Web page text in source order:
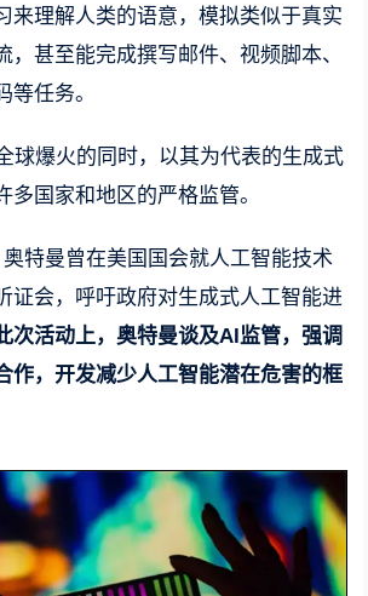
来理解人类的语意，模拟类似于真实
，甚至能完成撰写邮件、视频脚本、
等任务。
球爆火的同时，以其为代表的生成式
多国家和地区的严格监管。
特曼曾在美国国会就人工智能技术
证会，呼吁政府对生成式人工智能进
次活动上，奥特曼谈及AI监管，强调
作，开发减少人工智能潜在危害的框